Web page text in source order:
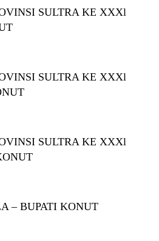
SULTRA KE XXXl
SULTRA KE XXXl
SULTRA KE XXXl
– BUPATI KONUT